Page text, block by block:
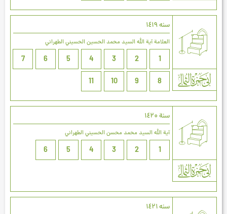
سنه ۱٤۱٩
العلامة آیة الله السيد محمد الحسين الحسيني الطهراني
1
2
3
4
5
6
7
8
9
10
11
سنة ۱٤۲۰
آية الله السيد محمد محسن الحسيني الطهراني
1
2
3
4
5
6
سنه ۱٤۲۱